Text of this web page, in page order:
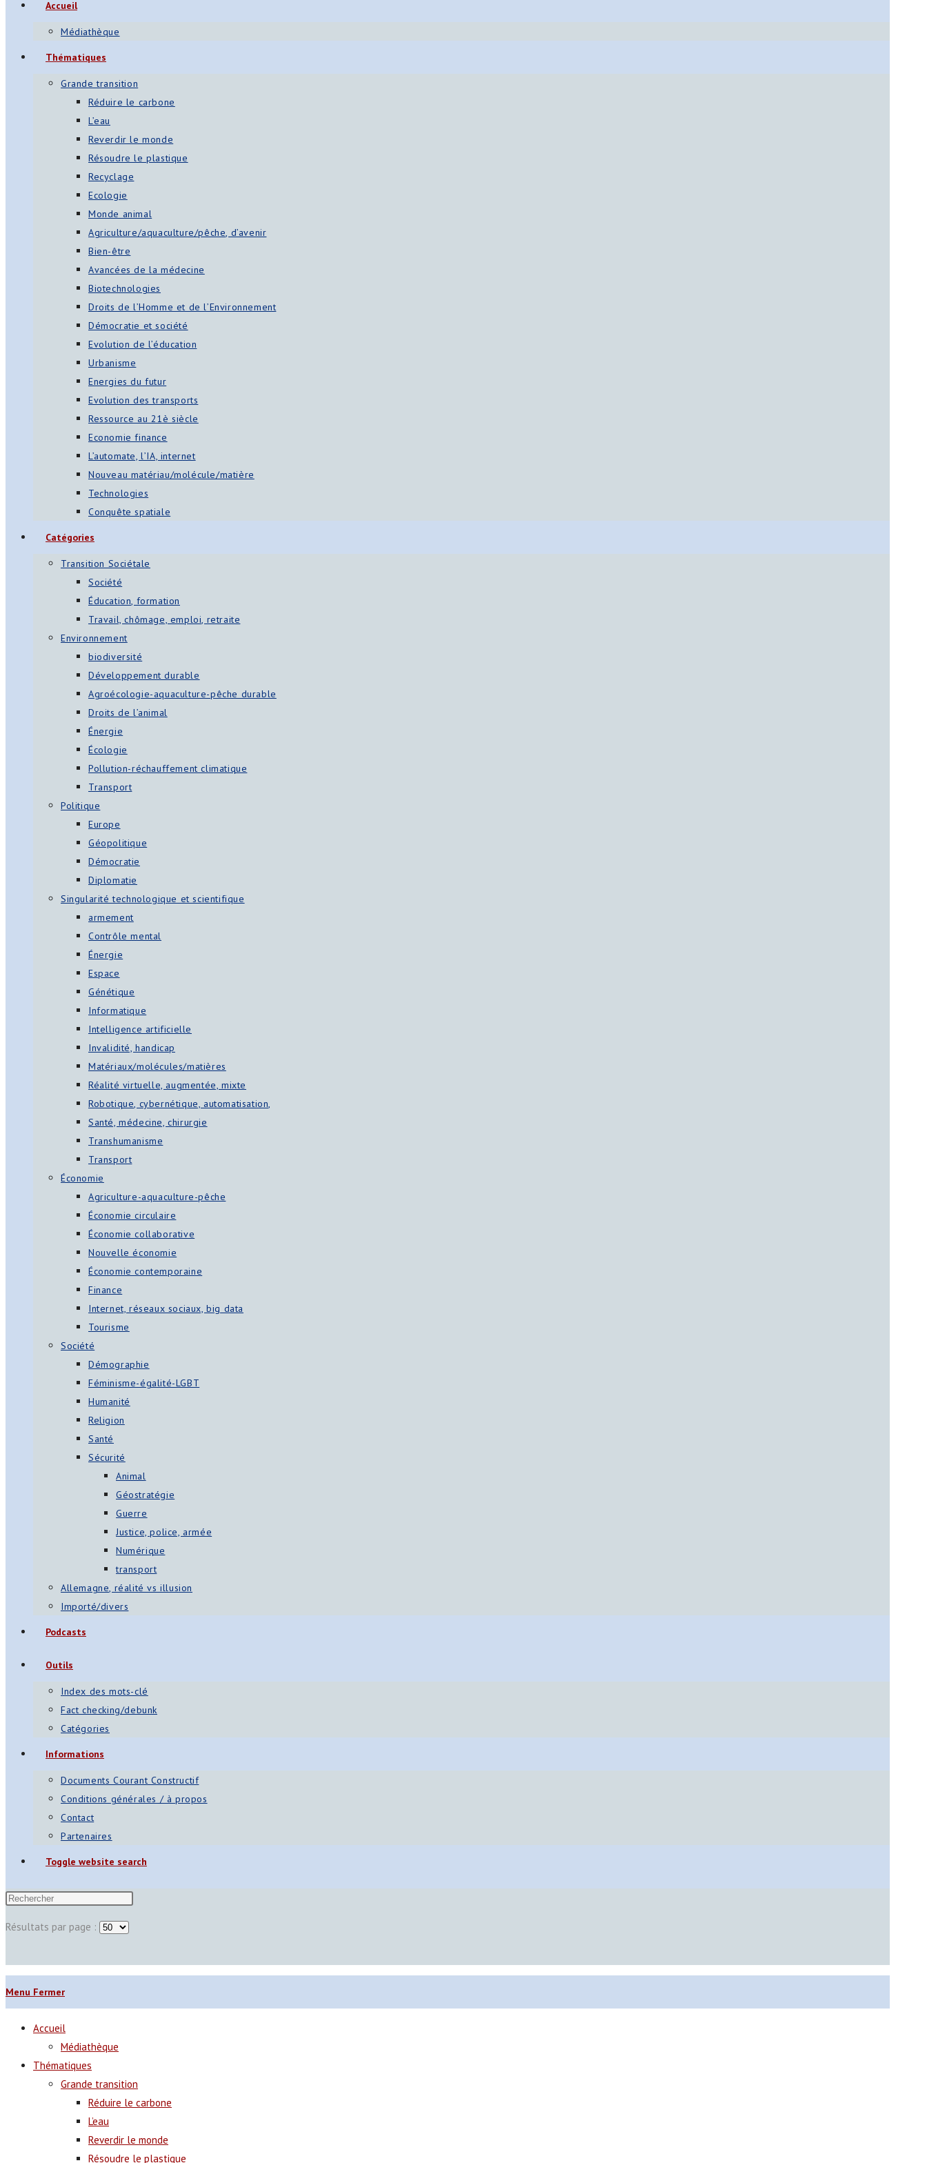
Accueil
Médiathèque
Thématiques
Grande transition
Réduire le carbone
L’eau
Reverdir le monde
Résoudre le plastique
Recyclage
Ecologie
Monde animal
Agriculture/aquaculture/pêche, d’avenir
Bien-être
Avancées de la médecine
Biotechnologies
Droits de l’Homme et de l’Environnement
Démocratie et société
Evolution de l’éducation
Urbanisme
Energies du futur
Evolution des transports
Ressource au 21è siècle
Economie finance
L’automate, l’IA, internet
Nouveau matériau/molécule/matière
Technologies
Conquête spatiale
Catégories
Transition Sociétale
Société
Éducation, formation
Travail, chômage, emploi, retraite
Environnement
biodiversité
Développement durable
Agroécologie-aquaculture-pêche durable
Droits de l’animal
Énergie
Écologie
Pollution-réchauffement climatique
Transport
Politique
Europe
Géopolitique
Démocratie
Diplomatie
Singularité technologique et scientifique
armement
Contrôle mental
Énergie
Espace
Génétique
Informatique
Intelligence artificielle
Invalidité, handicap
Matériaux/molécules/matières
Réalité virtuelle, augmentée, mixte
Robotique, cybernétique, automatisation,
Santé, médecine, chirurgie
Transhumanisme
Transport
Économie
Agriculture-aquaculture-pêche
Économie circulaire
Économie collaborative
Nouvelle économie
Économie contemporaine
Finance
Internet, réseaux sociaux, big data
Tourisme
Société
Démographie
Féminisme-égalité-LGBT
Humanité
Religion
Santé
Sécurité
Animal
Géostratégie
Guerre
Justice, police, armée
Numérique
transport
Allemagne, réalité vs illusion
Importé/divers
Podcasts
Outils
Index des mots-clé
Fact checking/debunk
Catégories
Informations
Documents Courant Constructif
Conditions générales / à propos
Contact
Partenaires
Toggle website search
Résultats par page :
Menu Fermer
Accueil
Médiathèque
Thématiques
Grande transition
Réduire le carbone
L’eau
Reverdir le monde
Résoudre le plastique